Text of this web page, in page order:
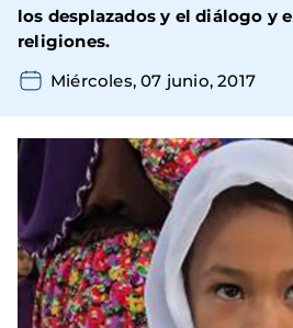
los desplazados y el diálogo y
religiones.
Miércoles, 07 junio, 2017